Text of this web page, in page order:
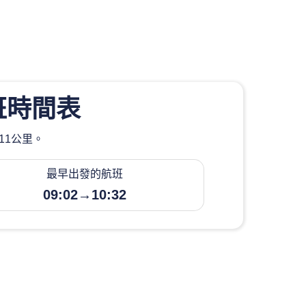
時間表
公里。
最早出發的航班
09:02→10:32